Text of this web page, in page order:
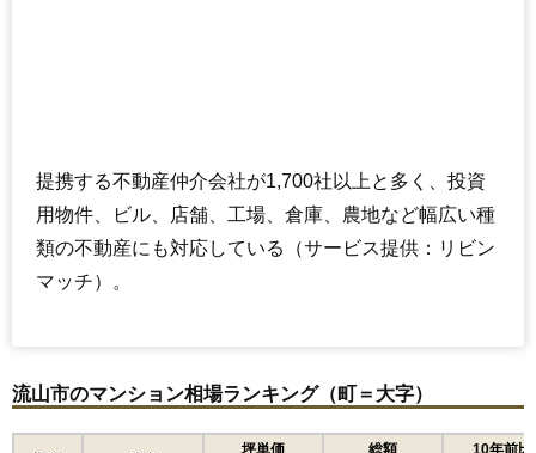
交通 北小金駅（10分）
相場 2,170万円～2,370万円
グランドステージ北小金
住所 千葉県流山市前ケ崎
提携する不動産仲介会社が1,700社以上と多く、投資
用物件、ビル、店舗、工場、倉庫、農地など幅広い種
類の不動産にも対応している（サービス提供：リビン
マッチ）。
流山市のマンション相場ランキング（町＝大字）